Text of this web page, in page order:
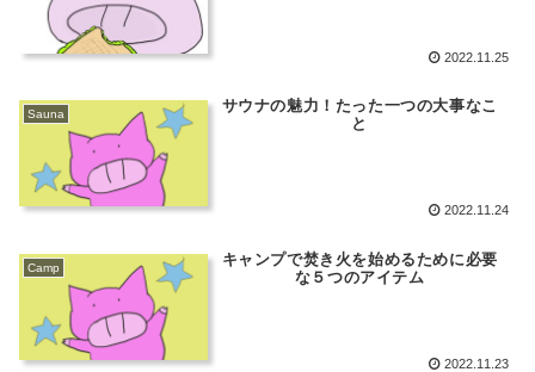
2022.11.25
Sauna
サウナの魅力！たった一つの大事なこ
と
2022.11.24
Camp
キャンプで焚き火を始めるために必要
な５つのアイテム
2022.11.23